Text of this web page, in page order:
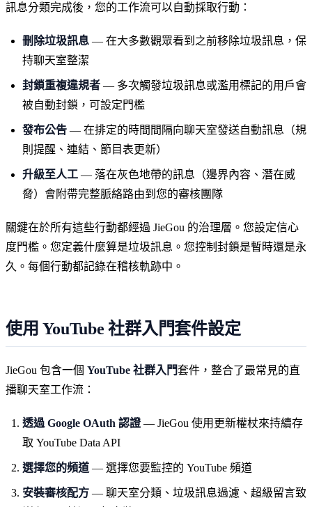
訊息分類完成後，您的工作流可以自動採取行動：
刪除垃圾訊息 — 在大多數觀眾看到之前移除垃圾訊息，保
持聊天室整潔
封鎖重複違規者 — 多次觸發垃圾訊息或濫用標記的用戶會
被自動封鎖，可設定門檻
發布公告 — 在排定的時間間隔向聊天室發送自動訊息（規
則提醒、連結、節目表更新）
升級至人工 — 落在灰色地帶的訊息（邊界內容、潛在威
脅）會附帶完整脈絡路由到您的審核團隊
關鍵在於所有這些行動都經過 JieGou 的治理層。您設定信心
度門檻。您定義什麼算是垃圾訊息。您控制封鎖是暫時還是永
久。每個行動都記錄在稽核軌跡中。
使用 YouTube 社群入門套件設定
JieGou 包含一個 YouTube 社群入門套件，整合了最常見的直
播聊天室工作流：
透過 Google OAuth 認證 — JieGou 使用更新權杖來持續存
取 YouTube Data API
選擇您的頻道 — 選擇您要監控的 YouTube 頻道
安裝審核配方 — 聊天室分類、垃圾訊息過濾、超級留言致